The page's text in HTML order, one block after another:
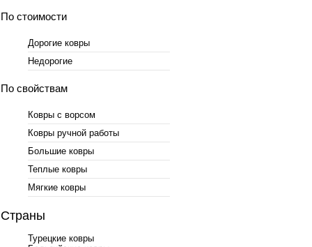
По стоимости
Дорогие ковры
Недорогие
По свойствам
Ковры с ворсом
Ковры ручной работы
Большие ковры
Теплые ковры
Мягкие ковры
Страны
Турецкие ковры